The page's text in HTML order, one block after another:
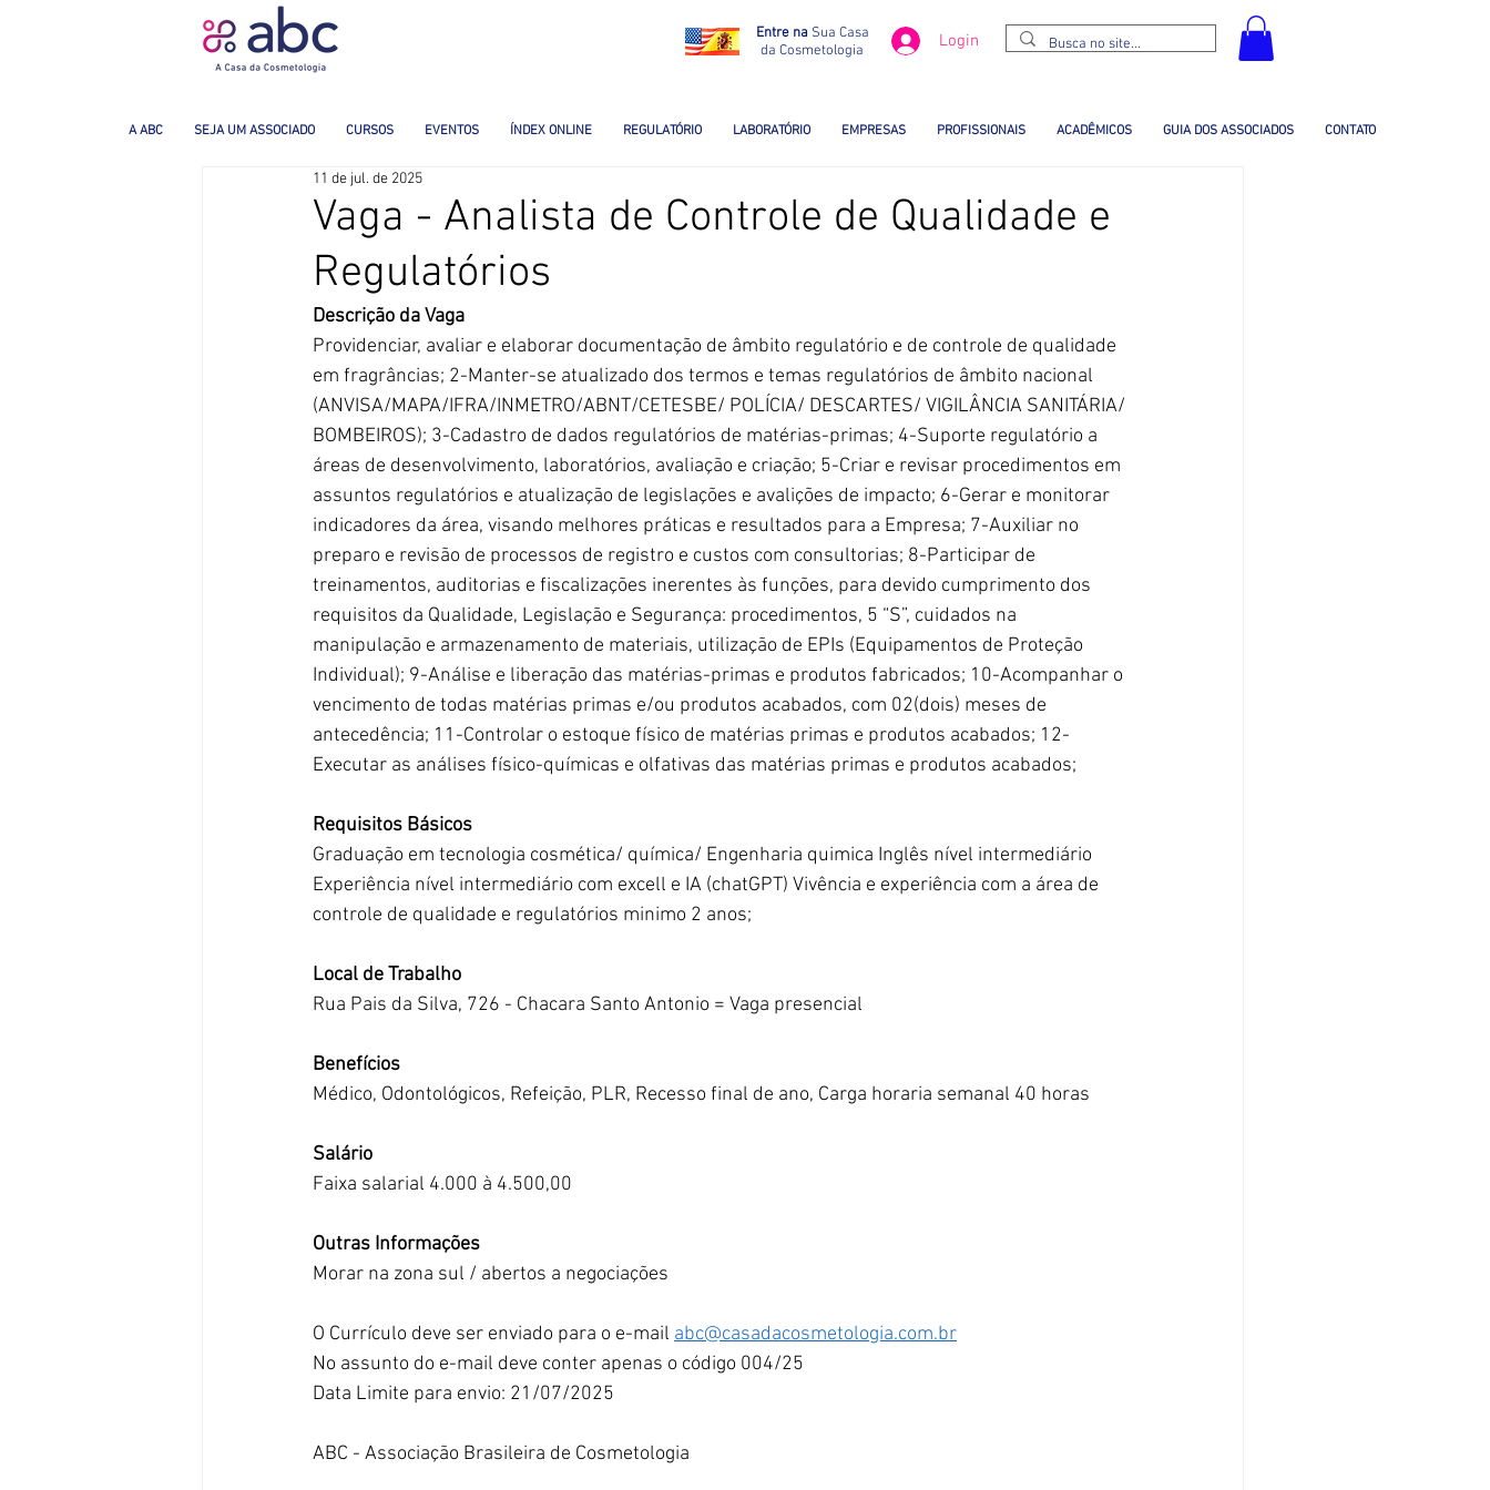
Entre na Sua Casa
da Cosmetologia
Login
A ABC SEJA UM ASSOCIADO CURSOS EVENTOS ÍNDEX ONLINE REGULATÓRIO LABORATÓRIO EMPRESAS PROFISSIONAIS ACADÊMICOS GUIA DOS ASSOCIADOS CONTATO
Vaga - Analista de Controle de Qualidade e
Regulatórios
11 de jul. de 2025
Descrição da Vaga
Providenciar, avaliar e elaborar documentação de âmbito regulatório e de controle de qualidade
em fragrâncias; 2-Manter-se atualizado dos termos e temas regulatórios de âmbito nacional
(ANVISA/MAPA/IFRA/INMETRO/ABNT/CETESBE/ POLÍCIA/ DESCARTES/ VIGILÂNCIA SANITÁRIA/
BOMBEIROS); 3-Cadastro de dados regulatórios de matérias-primas; 4-Suporte regulatório a
áreas de desenvolvimento, laboratórios, avaliação e criação; 5-Criar e revisar procedimentos em
assuntos regulatórios e atualização de legislações e avalições de impacto; 6-Gerar e monitorar
indicadores da área, visando melhores práticas e resultados para a Empresa; 7-Auxiliar no
preparo e revisão de processos de registro e custos com consultorias; 8-Participar de
treinamentos, auditorias e fiscalizações inerentes às funções, para devido cumprimento dos
requisitos da Qualidade, Legislação e Segurança: procedimentos, 5 “S”, cuidados na
manipulação e armazenamento de materiais, utilização de EPIs (Equipamentos de Proteção
Individual); 9-Análise e liberação das matérias-primas e produtos fabricados; 10-Acompanhar o
vencimento de todas matérias primas e/ou produtos acabados, com 02(dois) meses de
antecedência; 11-Controlar o estoque físico de matérias primas e produtos acabados; 12-
Executar as análises físico-químicas e olfativas das matérias primas e produtos acabados;
Requisitos Básicos
Graduação em tecnologia cosmética/ química/ Engenharia quimica Inglês nível intermediário
Experiência nível intermediário com excell e IA (chatGPT) Vivência e experiência com a área de
controle de qualidade e regulatórios minimo 2 anos;
Local de Trabalho
Rua Pais da Silva, 726 - Chacara Santo Antonio = Vaga presencial
Benefícios
Médico, Odontológicos, Refeição, PLR, Recesso final de ano, Carga horaria semanal 40 horas
Salário
Faixa salarial 4.000 à 4.500,00
Outras Informações
Morar na zona sul / abertos a negociações
O Currículo deve ser enviado para o e-mail abc@casadacosmetologia.com.br
No assunto do e-mail deve conter apenas o código 004/25
Data Limite para envio: 21/07/2025
ABC - Associação Brasileira de Cosmetologia